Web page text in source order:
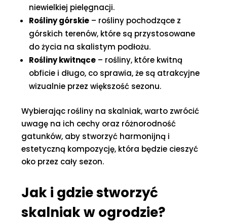
niewielkiej pielęgnacji.
Rośliny górskie – rośliny pochodzące z
górskich terenów, które są przystosowane
do życia na skalistym podłożu.
Rośliny kwitnące – rośliny, które kwitną
obficie i długo, co sprawia, że są atrakcyjne
wizualnie przez większość sezonu.
Wybierając rośliny na skalniak, warto zwrócić
uwagę na ich cechy oraz różnorodność
gatunków, aby stworzyć harmonijną i
estetyczną kompozycję, która będzie cieszyć
oko przez cały sezon.
Jak i gdzie stworzyć
skalniak w ogrodzie?